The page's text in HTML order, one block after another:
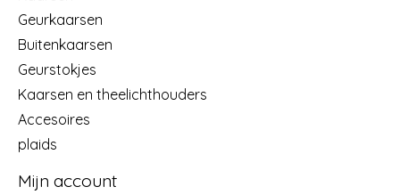
Geurkaarsen
Buitenkaarsen
Geurstokjes
Kaarsen en theelichthouders
Accesoires
plaids
Mijn account